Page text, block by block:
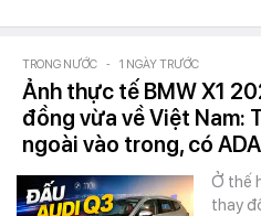
TRONG NƯỚC - 1 NGÀY TRƯỚC
Ảnh thực tế BMW X1
đồng vừa về Việt Nam:
ngoài vào trong, có
Ở thế
thay